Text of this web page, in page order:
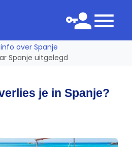
over Spanje
Spanje uitgelegd
je in Spanje?